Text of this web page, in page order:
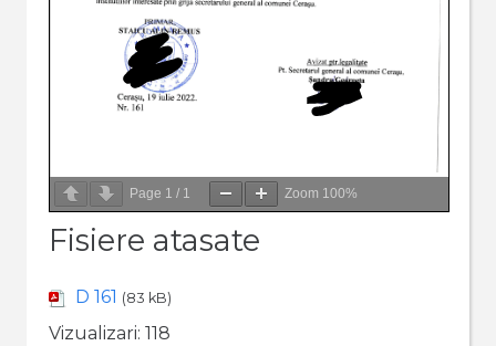
Page 1 / 1 Zoom 100%
Fisiere atasate
D 161 (83 kB)
Vizualizari: 118